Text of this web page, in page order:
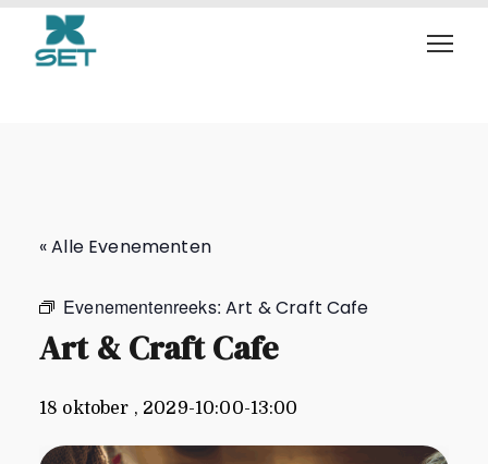
Art & Craft Cafe
« Alle Evenementen
Evenementenreeks:Art & Craft Cafe
Art & Craft Cafe
18 oktober , 2029-10:00-13:00